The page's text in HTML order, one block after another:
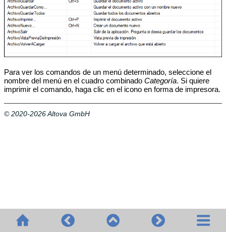
Para ver los comandos de un menú determinado, seleccione el
nombre del menú en el cuadro combinado Categoría. Si quiere
imprimir el comando, haga clic en el icono en forma de impresora.
© 2020-2026 Altova GmbH